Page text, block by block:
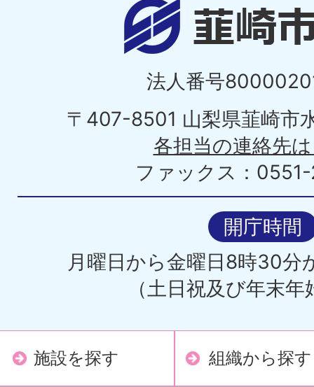
法人番号
〒407-8501 山梨県韮崎市
各担当の連絡先
ファックス：
開庁時間
月曜日から金曜日8時30分
（土日祝及び年末
施設を探す 組織から探す